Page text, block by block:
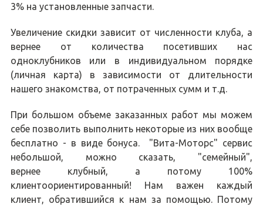
3% на установленные запчасти.
Увеличение скидки зависит от численности клуба, а
вернее от количества посетивших нас
одноклубников или в индивидуальном порядке
(личная карта) в зависимости от длительности
нашего знакомства, от потраченных сумм и т.д.
При большом объеме заказанных работ мы можем
себе позволить выполнить некоторые из них вообще
бесплатно - в виде бонуса. "Вита-Моторс" сервис
небольшой, можно сказать, "семейный",
вернее клубный, а потому 100%
клиентоориентированный! Нам важен каждый
клиент, обратившийся к нам за помощью. Потому